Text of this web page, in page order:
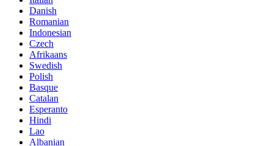
Danish
Romanian
Indonesian
Czech
Afrikaans
Swedish
Polish
Basque
Catalan
Esperanto
Hindi
Lao
Albanian